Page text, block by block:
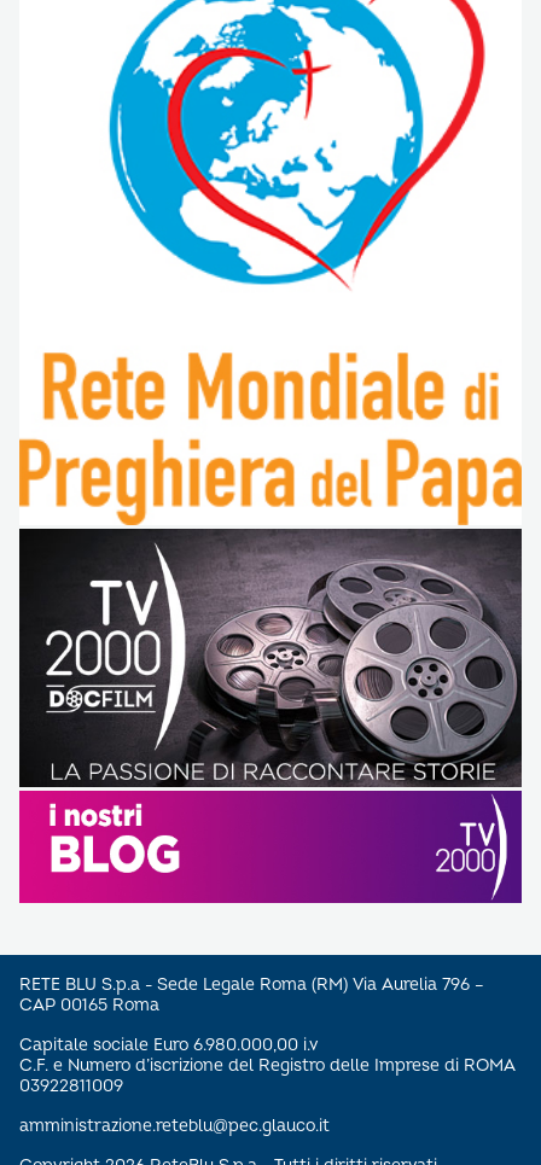
RETE BLU S.p.a - Sede Legale Roma (RM) Via Aurelia 796 –
CAP 00165 Roma
Capitale sociale Euro 6.980.000,00 i.v
C.F. e Numero d’iscrizione del Registro delle Imprese di ROMA
03922811009
amministrazione.reteblu@pec.glauco.it